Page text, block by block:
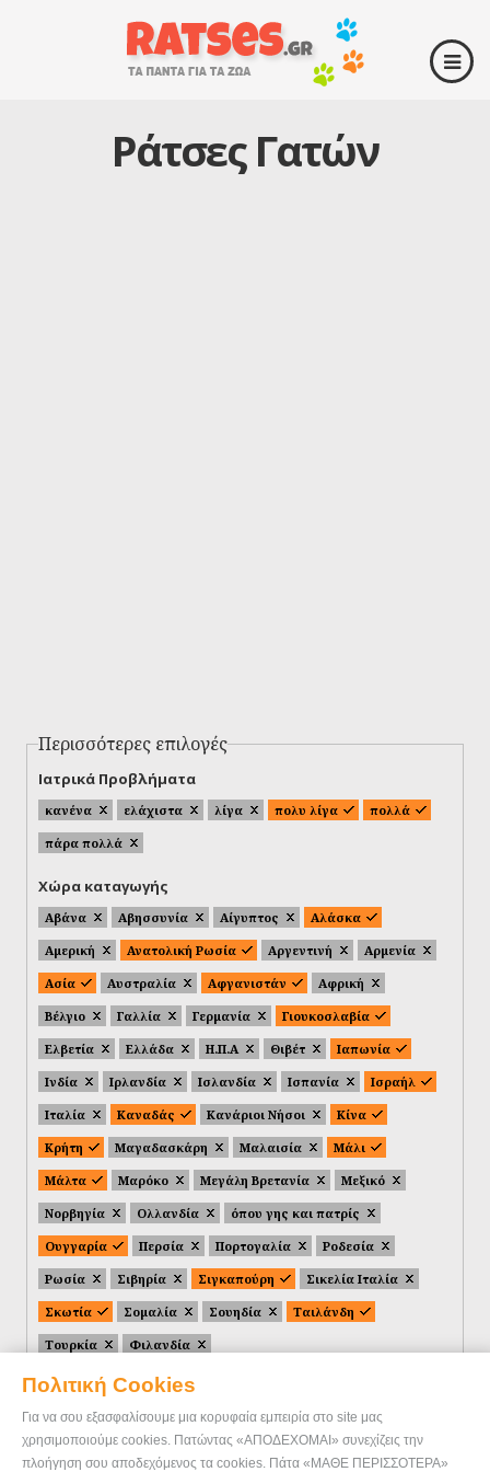
Πολιτική Cookies
Για να σου εξασφαλίσουμε μια κορυφαία εμπειρία στο site μας
χρησιμοποιούμε cookies. Πατώντας «ΑΠΟΔΕΧΟΜΑΙ» συνεχίζεις την
πλοήγηση σου αποδεχόμενος τα cookies. Πάτα «ΜΑΘΕ ΠΕΡΙΣΣΟΤΕΡΑ»
Ράτσες Γατών
Περισσότερες επιλογές
Ιατρικά Προβλήματα
κανένα ελάχιστα λίγα πολυ λίγα
πολλά
πάρα πολλά
Χώρα καταγωγής
Αβάνα Αβησσυνία Αίγυπτος
Αλάσκα
Αμερική
Ανατολική Ρωσία Αργεντινή
Αρμενία
Ασία
Αυστραλία Αφγανιστάν
Αφρική
Βέλγιο
Γαλλία Γερμανία
Γιουκοσλαβία
Ελβετία
Ελλάδα Η.Π.Α Θιβέτ
Ιαπωνία
Ινδία
Ιρλανδία Ισλανδία Ισπανία
Ισραήλ
Ιταλία
Καναδάς Κανάριοι Νήσοι
Κίνα
Κρήτη
Μαγαδασκάρη Μαλαισία
Μάλι
Μάλτα
Μαρόκο Μεγάλη Βρετανία
Μεξικό
Νορβηγία
Ολλανδία
όπου γης και πατρίς
Ουγγαρία
Περσία Πορτογαλία
Ροδεσία
Ρωσία
Σιβηρία Σιγκαπούρη
Σικελία Ιταλία
Σκωτία
Σομαλία Σουηδία
Ταιλάνδη
Τουρκία
Φιλανδία